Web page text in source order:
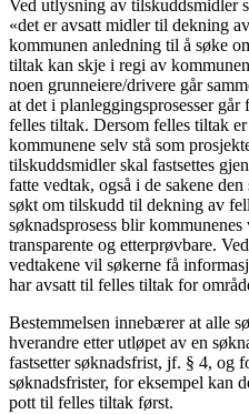
Ved utlysning av tilskuddsmidler
«det er avsatt midler til dekning
kommunen anledning til å søke
tiltak kan skje i regi av
noen grunneiere/drivere går
at det i planleggingsprosesser
felles tiltak. Dersom felles tiltak
kommunene selv stå som
tilskuddsmidler skal fastsettes
fatte vedtak, også i de sakene
søkt om tilskudd til dekning av
søknadsprosess blir
transparente og etterprøvbare.
vedtakene vil søkerne få
har avsatt til felles tiltak for
Bestemmelsen innebærer at alle
hverandre etter utløpet av en
fastsetter søknadsfrist, jf. § 4, og
søknadsfrister, for eksempel kan
pott til felles tiltak først.